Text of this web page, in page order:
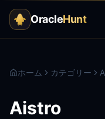
OracleHunt
ホーム カテゴリー
Aistro